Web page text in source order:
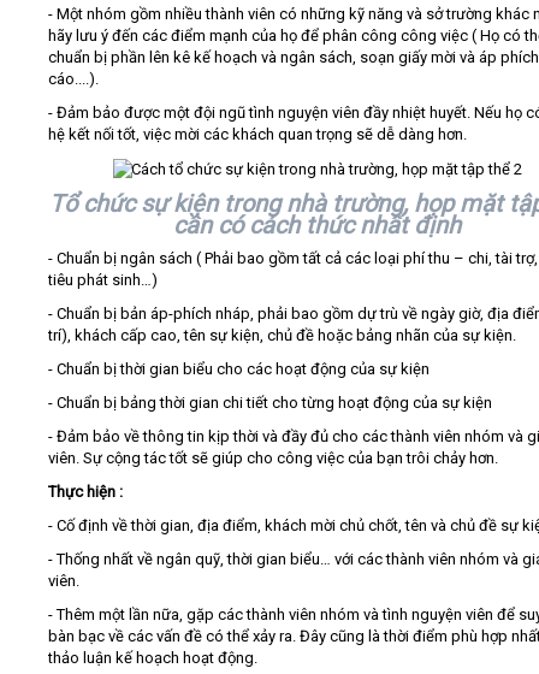
- Một nhóm gồm nhiều thành viên có những kỹ năng và sở trường khác
hãy lưu ý đến các điểm mạnh của họ để phân công công việc ( Họ có
chuẩn bị phần lên kê kế hoạch và ngân sách, soạn giấy mời và áp
cáo....).
- Đảm bảo được một đội ngũ tình nguyện viên đầy nhiệt huyết. Nếu họ
hệ kết nối tốt, việc mời các khách quan trọng sẽ dễ dàng hơn.
Tổ chức sự kiện trong nhà trường, họp mặt
cần có cách thức nhất định
- Chuẩn bị ngân sách ( Phải bao gồm tất cả các loại phí thu – chi, tài
tiêu phát sinh…)
- Chuẩn bị bản áp-phích nháp, phải bao gồm dự trù về ngày giờ, địa
trí), khách cấp cao, tên sự kiện, chủ đề hoặc bảng nhãn của sự kiện.
- Chuẩn bị thời gian biểu cho các hoạt động của sự kiện
- Chuẩn bị bảng thời gian chi tiết cho từng hoạt động của sự kiện
- Đảm bảo về thông tin kịp thời và đầy đủ cho các thành viên nhóm và
viên. Sự cộng tác tốt sẽ giúp cho công việc của bạn trôi chảy hơn.
Thực hiện :
- Cố định về thời gian, địa điểm, khách mời chủ chốt, tên và chủ đề sự
- Thống nhất về ngân quỹ, thời gian biểu… với các thành viên nhóm và
viên.
- Thêm một lần nữa, gặp các thành viên nhóm và tình nguyện viên để
bàn bạc về các vấn đề có thể xảy ra. Đây cũng là thời điểm phù hợp
thảo luận kế hoạch hoạt động.